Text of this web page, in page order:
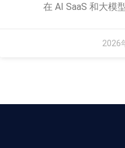
在 AI SaaS 和大模
2026